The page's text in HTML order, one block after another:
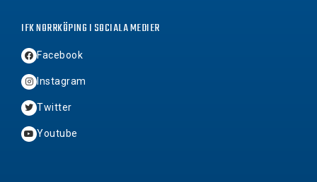
IFK NORRKÖPING I SOCIALA MEDIER
Facebook
Instagram
Twitter
Youtube